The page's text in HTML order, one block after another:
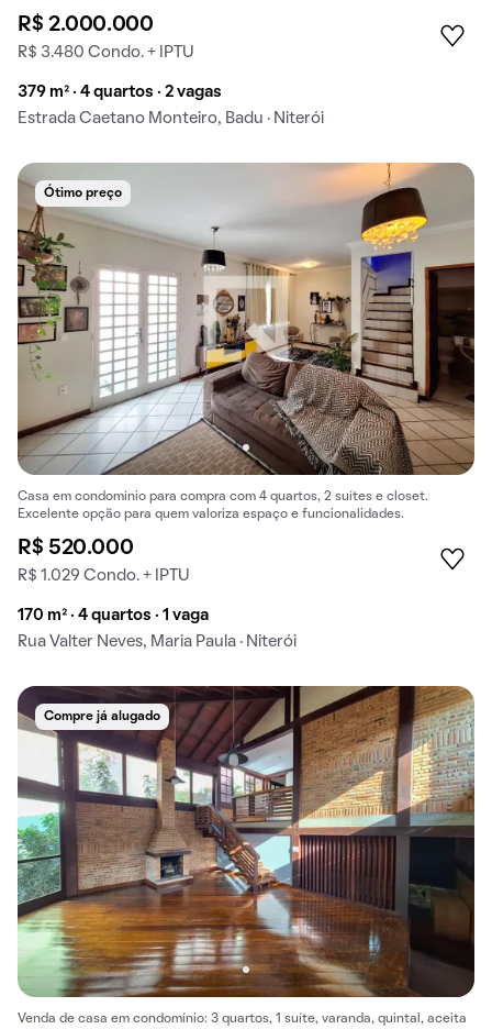
R$ 2.000.000
R$ 3.480 Condo. + IPTU
379 m² · 4 quartos · 2 vagas
Estrada Caetano Monteiro, Badu · Niterói
Ótimo preço
Casa em condomínio para compra com 4 quartos, 2 suítes e closet.
Excelente opção para quem valoriza espaço e funcionalidades.
R$ 520.000
R$ 1.029 Condo. + IPTU
170 m² · 4 quartos · 1 vaga
Rua Valter Neves, Maria Paula · Niterói
Compre já alugado
Venda de casa em condomínio: 3 quartos, 1 suíte, varanda, quintal, aceita